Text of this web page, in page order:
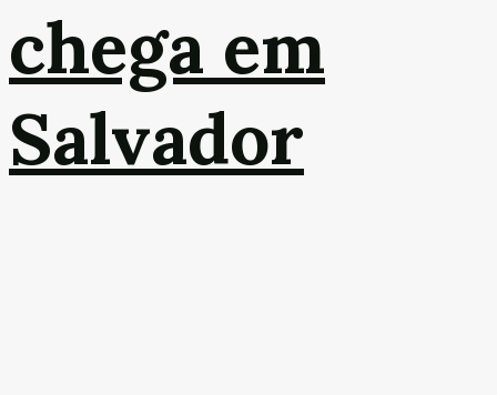
chega em
Salvador